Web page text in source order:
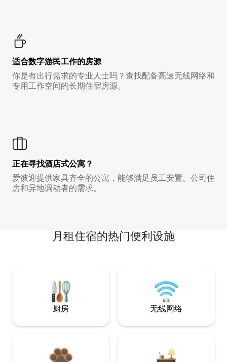
适合数字游民工作的房源
你是有出行需求的专业人士吗？查找配备高速无线网络和
专用工作空间的长期住宿房源。
正在寻找酒店式公寓？
爱彼迎提供家具齐全的公寓，能够满足员工安置、公司住
房和异地调动者的需求。
月租住宿的热门便利设施
厨房 无线网络